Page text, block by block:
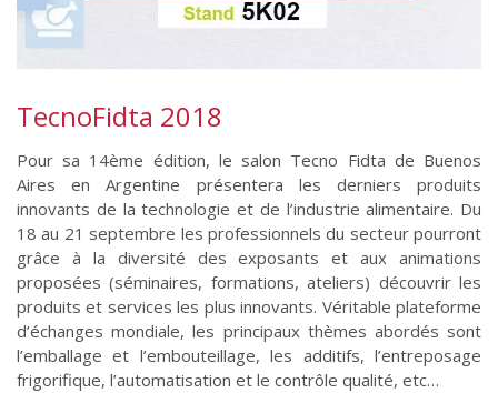
TecnoFidta 2018
Pour sa 14ème édition, le salon Tecno Fidta de Buenos
Aires en Argentine présentera les derniers produits
innovants de la technologie et de l’industrie alimentaire. Du
18 au 21 septembre les professionnels du secteur pourront
grâce à la diversité des exposants et aux animations
proposées (séminaires, formations, ateliers) découvrir les
produits et services les plus innovants. Véritable plateforme
d’échanges mondiale, les principaux thèmes abordés sont
l’emballage et l’embouteillage, les additifs, l’entreposage
frigorifique, l’automatisation et le contrôle qualité, etc…